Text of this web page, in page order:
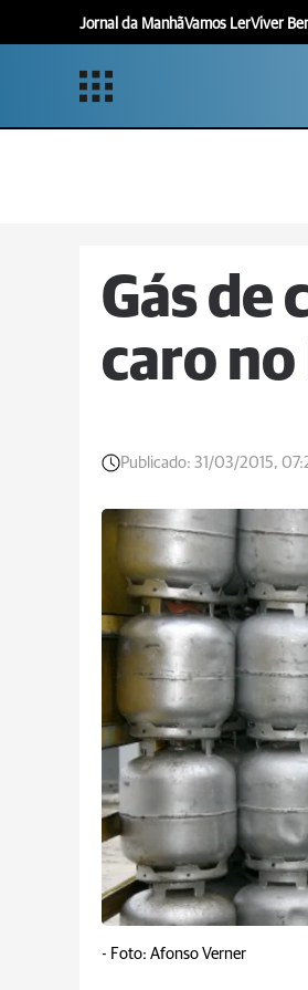
Jornal da ManhãVamos LerViver
Gás de
caro no
Publicado: 31/03/2015,
- Foto: Afonso Verner